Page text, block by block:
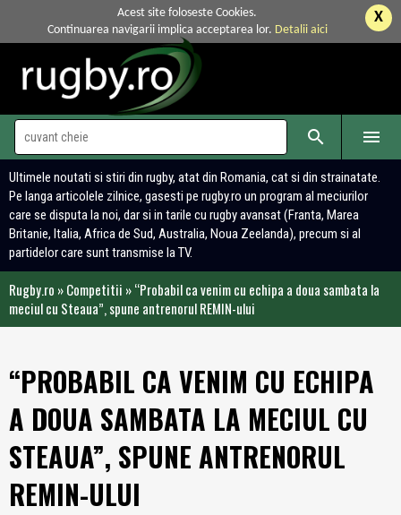
X
Acest site foloseste Cookies.
Continuarea navigarii implica acceptarea lor. Detalii aici
 
Ultimele noutati si stiri din rugby, atat din Romania, cat si din strainatate.
Pe langa articolele zilnice, gasesti pe rugby.ro un program al meciurilor
care se disputa la noi, dar si in tarile cu rugby avansat (Franta, Marea
Britanie, Italia, Africa de Sud, Australia, Noua Zeelanda), precum si al
partidelor care sunt transmise la TV.
Rugby.ro »Competitii »“Probabil ca venim cu echipa a doua sambata la
meciul cu Steaua”, spune antrenorul REMIN-ului
“PROBABIL CA VENIM CU ECHIPA
A DOUA SAMBATA LA MECIUL CU
STEAUA”, SPUNE ANTRENORUL
REMIN-ULUI